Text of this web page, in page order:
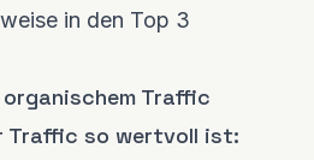
in den Top 3
Traffic
Traffic so wertvoll ist: